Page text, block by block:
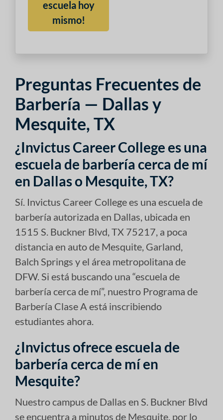
escuela hoy
mismo!
Preguntas Frecuentes de
Barbería — Dallas y
Mesquite, TX
¿Invictus Career College es una
escuela de barbería cerca de mí
en Dallas o Mesquite, TX?
Sí. Invictus Career College es una escuela de
barbería autorizada en Dallas, ubicada en
1515 S. Buckner Blvd, TX 75217, a poca
distancia en auto de Mesquite, Garland,
Balch Springs y el área metropolitana de
DFW. Si está buscando una “escuela de
barbería cerca de mí”, nuestro Programa de
Barbería Clase A está inscribiendo
estudiantes ahora.
¿Invictus ofrece escuela de
barbería cerca de mí en
Mesquite?
Nuestro campus de Dallas en S. Buckner Blvd
se encuentra a minutos de Mesquite, por lo